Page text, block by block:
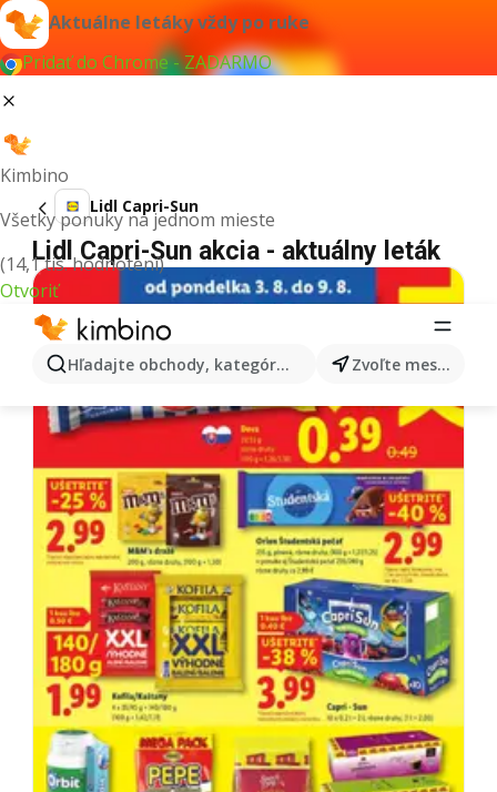
Aktuálne letáky vždy po ruke
Pridať do Chrome - ZADARMO
Kimbino
Všetky ponuky na jednom mieste
(14,1 tis. hodnotení)
Otvoriť
Hľadajte obchody, kategórie, produkty... Zvoľte mesto
Lidl Capri-Sun
Lidl Capri-Sun akcia - aktuálny leták